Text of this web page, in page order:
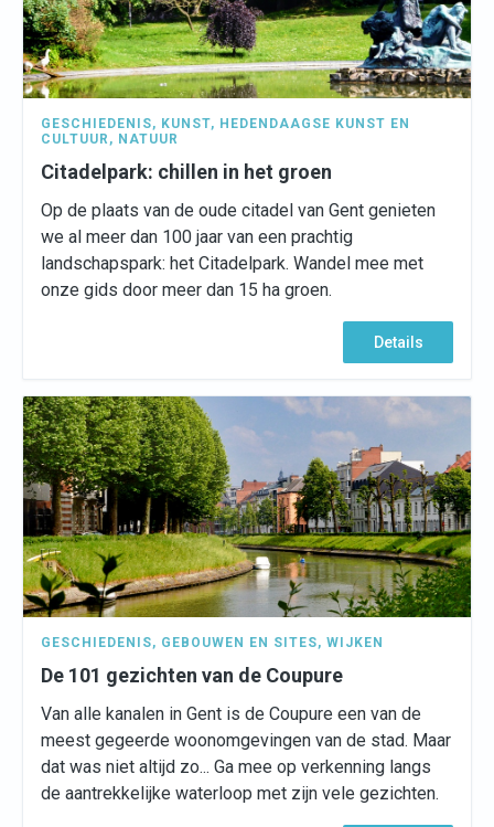
GESCHIEDENIS, KUNST, HEDENDAAGSE KUNST EN
CULTUUR , NATUUR
Citadelpark: chillen in het groen
Op de plaats van de oude citadel van Gent genieten
we al meer dan 100 jaar van een prachtig
landschapspark: het Citadelpark. Wandel mee met
onze gids door meer dan 15 ha groen.
Details
GESCHIEDENIS, GEBOUWEN EN SITES, WIJKEN
De 101 gezichten van de Coupure
Van alle kanalen in Gent is de Coupure een van de
meest gegeerde woonomgevingen van de stad. Maar
dat was niet altijd zo... Ga mee op verkenning langs
de aantrekkelijke waterloop met zijn vele gezichten.